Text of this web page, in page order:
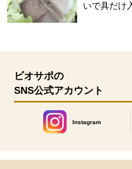
いで具だけ
ビオサポの
SNS公式アカウント
Instagram
別のウィンドウで開き